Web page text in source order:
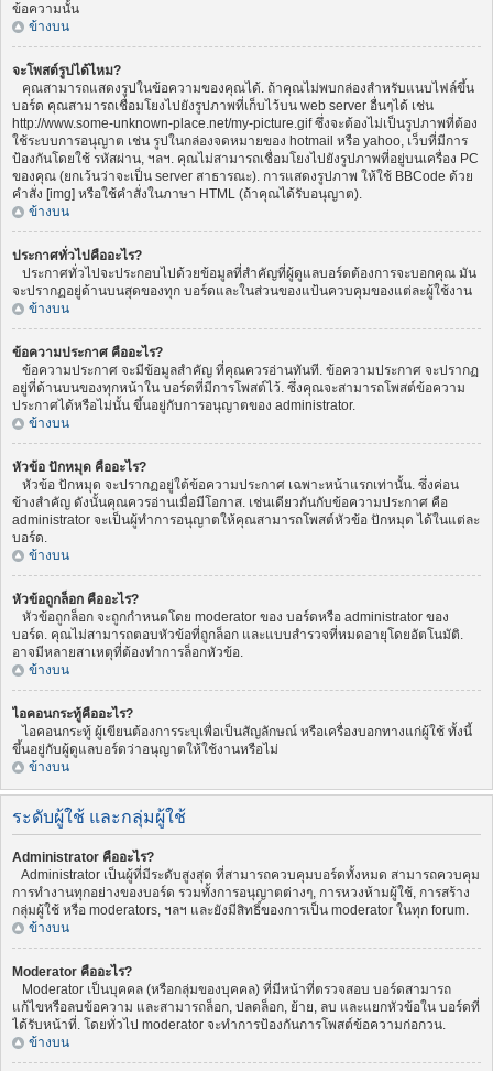
ข้อความนั้น
ข้างบน
จะโพสต์รูปได้ไหม?
คุณสามารถแสดงรูปในข้อความของคุณได้. ถ้าคุณไม่พบกล่องสำหรับแนบไฟล์ขึ้น
บอร์ด คุณสามารถเชื่อมโยงไปยังรูปภาพที่เก็บไว้บน web server อื่นๆได้ เช่น
http://www.some-unknown-place.net/my-picture.gif ซึ่งจะต้องไม่เป็นรูปภาพที่ต้อง
ใช้ระบบการอนุญาต เช่น รูปในกล่องจดหมายของ hotmail หรือ yahoo, เว็บที่มีการ
ป้องกันโดยใช้ รหัสผ่าน, ฯลฯ. คุณไม่สามารถเชื่อมโยงไปยังรูปภาพที่อยู่บนเครื่อง PC
ของคุณ (ยกเว้นว่าจะเป็น server สาธารณะ). การแสดงรูปภาพ ให้ใช้ BBCode ด้วย
คำสั่ง [img] หรือใช้คำสั่งในภาษา HTML (ถ้าคุณได้รับอนุญาต).
ข้างบน
ประกาศทั่วไปคืออะไร?
ประกาศทั่วไปจะประกอบไปด้วยข้อมูลที่สำคัญที่ผู้ดูแลบอร์ดต้องการจะบอกคุณ มัน
จะปรากฏอยู่ด้านบนสุดของทุก บอร์ดและในส่วนของแป้นควบคุมของแต่ละผู้ใช้งาน
ข้างบน
ข้อความประกาศ คืออะไร?
ข้อความประกาศ จะมีข้อมูลสำคัญ ที่คุณควรอ่านทันที. ข้อความประกาศ จะปรากฏ
อยู่ที่ด้านบนของทุกหน้าใน บอร์ดที่มีการโพสต์ไว้. ซึ่งคุณจะสามารถโพสต์ข้อความ
ประกาศได้หรือไม่นั้น ขึ้นอยู่กับการอนุญาตของ administrator.
ข้างบน
หัวข้อ ปักหมุด คืออะไร?
หัวข้อ ปักหมุด จะปรากฏอยู่ใต้ข้อความประกาศ เฉพาะหน้าแรกเท่านั้น. ซึ่งค่อน
ข้างสำคัญ ดังนั้นคุณควรอ่านเมื่อมีโอกาส. เช่นเดียวกันกับข้อความประกาศ คือ
administrator จะเป็นผู้ทำการอนุญาตให้คุณสามารถโพสต์หัวข้อ ปักหมุด ได้ในแต่ละ
บอร์ด.
ข้างบน
หัวข้อถูกล็อก คืออะไร?
หัวข้อถูกล็อก จะถูกกำหนดโดย moderator ของ บอร์ดหรือ administrator ของ
บอร์ด. คุณไม่สามารถตอบหัวข้อที่ถูกล็อก และแบบสำรวจที่หมดอายุโดยอัตโนมัติ.
อาจมีหลายสาเหตุที่ต้องทำการล็อกหัวข้อ.
ข้างบน
ไอคอนกระทู้คืออะไร?
ไอคอนกระทู้ ผู้เขียนต้องการระบุเพื่อเป็นสัญลักษณ์ หรือเครื่องบอกทางแก่ผู้ใช้ ทั้งนี้
ขึ้นอยู่กับผู้ดูแลบอร์ดว่าอนุญาตให้ใช้งานหรือไม่
ข้างบน
ระดับผู้ใช้ และกลุ่มผู้ใช้
Administrator คืออะไร?
Administrator เป็นผู้ที่มีระดับสูงสุด ที่สามารถควบคุมบอร์ดทั้งหมด สามารถควบคุม
การทำงานทุกอย่างของบอร์ด รวมทั้งการอนุญาตต่างๆ, การหวงห้ามผู้ใช้, การสร้าง
กลุ่มผู้ใช้ หรือ moderators, ฯลฯ และยังมีสิทธิ์ของการเป็น moderator ในทุก forum.
ข้างบน
Moderator คืออะไร?
Moderator เป็นบุคคล (หรือกลุ่มของบุคคล) ที่มีหน้าที่ตรวจสอบ บอร์ดสามารถ
แก้ไขหรือลบข้อความ และสามารถล็อก, ปลดล็อก, ย้าย, ลบ และแยกหัวข้อใน บอร์ดที่
ได้รับหน้าที่. โดยทั่วไป moderator จะทำการป้องกันการโพสต์ข้อความก่อกวน.
ข้างบน